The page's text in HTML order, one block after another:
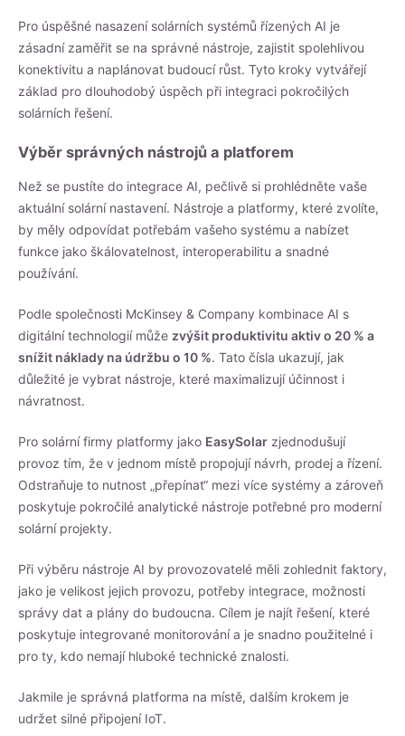
Pro úspěšné nasazení solárních systémů řízených AI je
zásadní zaměřit se na správné nástroje, zajistit spolehlivou
konektivitu a naplánovat budoucí růst. Tyto kroky vytvářejí
základ pro dlouhodobý úspěch při integraci pokročilých
solárních řešení.
Výběr správných nástrojů a platforem
Než se pustíte do integrace AI, pečlivě si prohlédněte vaše
aktuální solární nastavení. Nástroje a platformy, které zvolíte,
by měly odpovídat potřebám vašeho systému a nabízet
funkce jako škálovatelnost, interoperabilitu a snadné
používání.
Podle společnosti McKinsey & Company kombinace AI s
digitální technologií může zvýšit produktivitu aktiv o 20 % a
snížit náklady na údržbu o 10 %. Tato čísla ukazují, jak
důležité je vybrat nástroje, které maximalizují účinnost i
návratnost.
Pro solární firmy platformy jako EasySolar zjednodušují
provoz tím, že v jednom místě propojují návrh, prodej a řízení.
Odstraňuje to nutnost „přepínat“ mezi více systémy a zároveň
poskytuje pokročilé analytické nástroje potřebné pro moderní
solární projekty.
Při výběru nástroje AI by provozovatelé měli zohlednit faktory,
jako je velikost jejich provozu, potřeby integrace, možnosti
správy dat a plány do budoucna. Cílem je najít řešení, které
poskytuje integrované monitorování a je snadno použitelné i
pro ty, kdo nemají hluboké technické znalosti.
Jakmile je správná platforma na místě, dalším krokem je
udržet silné připojení IoT.